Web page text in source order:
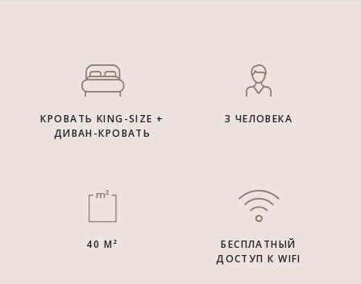
КРОВАТЬ KING-SIZE +
ДИВАН-КРОВАТЬ
3 ЧЕЛОВЕКА
40 М²
БЕСПЛАТНЫЙ
ДОСТУП К WIFI